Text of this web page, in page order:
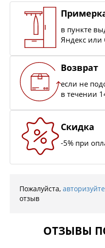
в пункте
Яндекс или
Возврат
если не
в течении
Скидка
-5% при
Пожалуйста,
отзыв
ОТЗЫВЫ